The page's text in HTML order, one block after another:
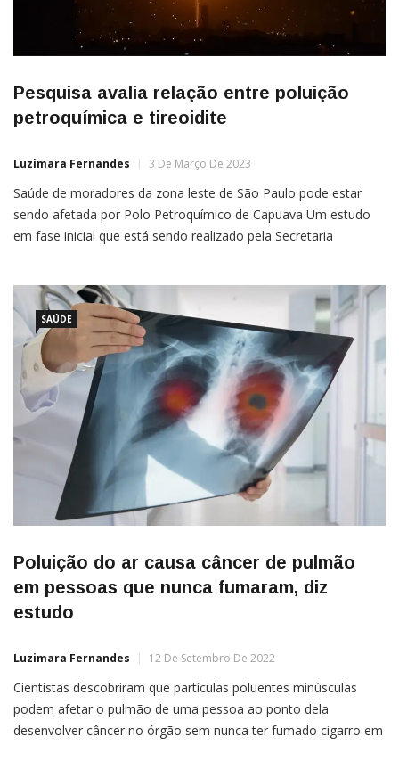
Pesquisa avalia relação entre poluição
petroquímica e tireoidite
Luzimara Fernandes 3 De Março De 2023
Saúde de moradores da zona leste de São Paulo pode estar
sendo afetada por Polo Petroquímico de Capuava Um estudo
em fase inicial que está sendo realizado pela Secretaria
causada pelo Polo Petroquímico de […]
SAÚDE
Poluição do ar causa câncer de pulmão
em pessoas que nunca fumaram, diz
estudo
Luzimara Fernandes 12 De Setembro De 2022
Cientistas descobriram que partículas poluentes minúsculas
podem afetar o pulmão de uma pessoa ao ponto dela
desenvolver câncer no órgão sem nunca ter fumado cigarro em